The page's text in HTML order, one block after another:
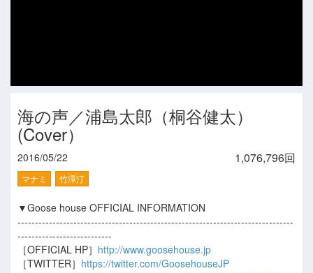
海の声／浦島太郎（桐谷健太）
(Cover）
1,076,796回
2016/05/22
マナミ 竹澤汀
▼Goose house OFFICIAL INFORMATION
-------------------------------------------------------------------------------
---------------------------
［OFFICIAL HP］ http://www.goosehouse.jp
［TWITTER］ https://twitter.com/GoosehouseJP